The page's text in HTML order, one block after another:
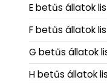
E betűs állatok
F betűs állatok
G betűs állatok
H betűs állatok